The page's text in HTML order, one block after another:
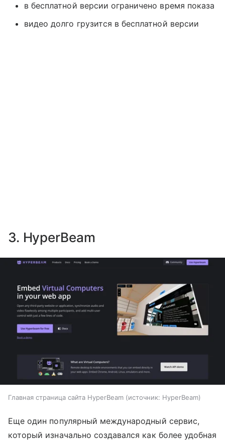
в бесплатной версии ограничено время показа
видео долго грузится в бесплатной версии
3. HyperBeam
Главная страница сайта HyperBeam источник: HyperBeam
Еще один популярный международный сервис,
который изначально создавался как более удобная